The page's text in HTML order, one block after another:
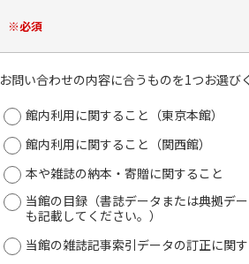
※必須
お問い合わせの内容に合うものを1つお選び
館内利用に関すること（東京本館）
館内利用に関すること（関西館）
本や雑誌の納本・寄贈に関すること
当館の目録（書誌データまたは典拠デ
も記載してください。）
当館の雑誌記事索引データの訂正に関